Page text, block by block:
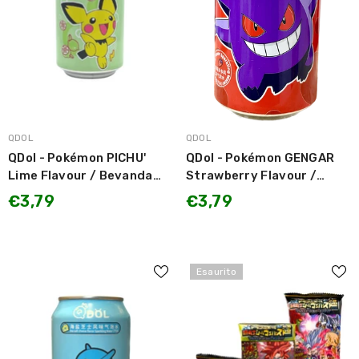
MARCA:
QDOL
QDol - Pokémon PICHU'
Lime Flavour / Bevanda
Gassata gusto Lime
330ml
€3,79
MARCA:
QDOL
QDol - Pokémon GENGAR
Strawberry Flavour /
Bevanda Gassata gusto
Fragola 330ml SOLO DA
€3,79
Esaurito